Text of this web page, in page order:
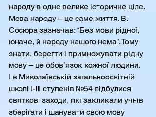
народу в одне велике історичне ціле.
Мова народу – це саме життя. В.
Сосюра зазначав: “Без мови рідної,
юначе, й народу нашого нема”. Тому
знати, берегти і примножувати рідну
мову – це обов’язок кожної людини.
І в Миколаївській загальноосвітній
школі І-ІІІ ступенів №54 відбулися
святкові заходи, які закликали учнів
зберігати і шанувати свою мову